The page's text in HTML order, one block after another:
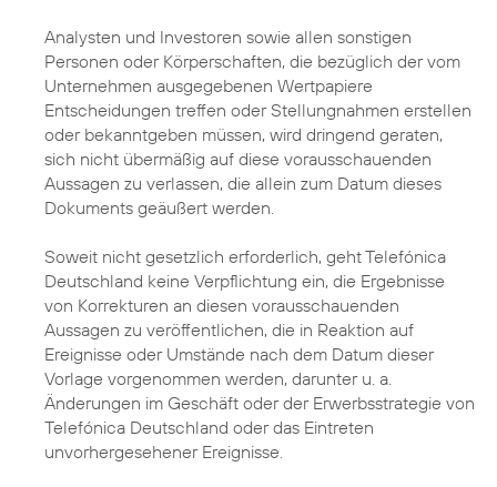
Analysten und Investoren sowie allen sonstigen
Personen oder Körperschaften, die bezüglich der vom
Unternehmen ausgegebenen Wertpapiere
Entscheidungen treffen oder Stellungnahmen erstellen
oder bekanntgeben müssen, wird dringend geraten,
sich nicht übermäßig auf diese vorausschauenden
Aussagen zu verlassen, die allein zum Datum dieses
Dokuments geäußert werden.
Soweit nicht gesetzlich erforderlich, geht Telefónica
Deutschland keine Verpflichtung ein, die Ergebnisse
von Korrekturen an diesen vorausschauenden
Aussagen zu veröffentlichen, die in Reaktion auf
Ereignisse oder Umstände nach dem Datum dieser
Vorlage vorgenommen werden, darunter u. a.
Änderungen im Geschäft oder der Erwerbsstrategie von
Telefónica Deutschland oder das Eintreten
unvorhergesehener Ereignisse.